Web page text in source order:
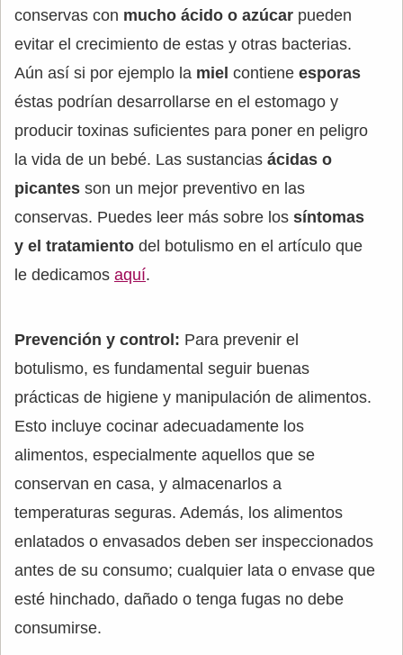
conservas con mucho ácido o azúcar pueden
evitar el crecimiento de estas y otras bacterias.
Aún así si por ejemplo la miel contiene esporas
éstas podrían desarrollarse en el estomago y
producir toxinas suficientes para poner en peligro
la vida de un bebé. Las sustancias ácidas o
picantes son un mejor preventivo en las
conservas. Puedes leer más sobre los síntomas
y el tratamiento del botulismo en el artículo que
le dedicamos aquí.
Prevención y control: Para prevenir el
botulismo, es fundamental seguir buenas
prácticas de higiene y manipulación de alimentos.
Esto incluye cocinar adecuadamente los
alimentos, especialmente aquellos que se
conservan en casa, y almacenarlos a
temperaturas seguras. Además, los alimentos
enlatados o envasados deben ser inspeccionados
antes de su consumo; cualquier lata o envase que
esté hinchado, dañado o tenga fugas no debe
consumirse.